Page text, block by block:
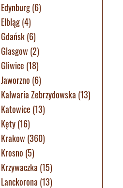
Edynburg(6)
Elbląg(4)
Gdańsk(6)
Glasgow (2)
Gliwice (18)
Jaworzno (6)
Kalwaria Zebrzydowska (13)
Katowice (13)
Kęty(16)
Krakow (360)
Krosno (5)
Krzywaczka (15)
Lanckorona (13)